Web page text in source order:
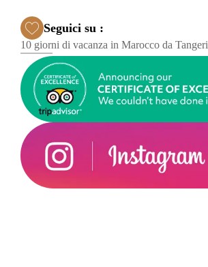
Seguici su :
10 giorni di vacanza in Marocco da Tangeri